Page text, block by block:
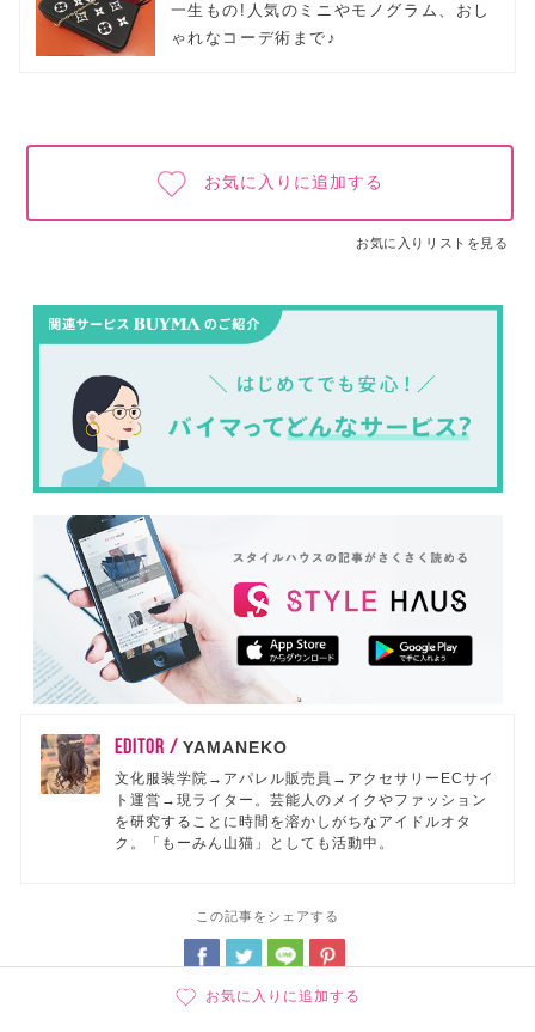
一生もの!人気のミニやモノグラム、おし
ゃれなコーデ術まで♪
お気に入りに追加する
お気に入りリストを見る
お気に入りに追加する
EDITOR /YAMANEKO
文化服装学院→アパレル販売員→アクセサリーECサイ
ト運営→現ライター。芸能人のメイクやファッション
を研究することに時間を溶かしがちなアイドルオタ
ク。「もーみん山猫」としても活動中。
この記事をシェアする